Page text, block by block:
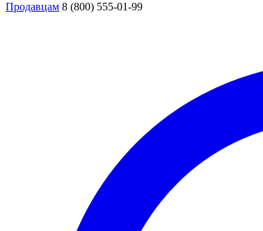
Продавцам 8 (800) 555-01-99